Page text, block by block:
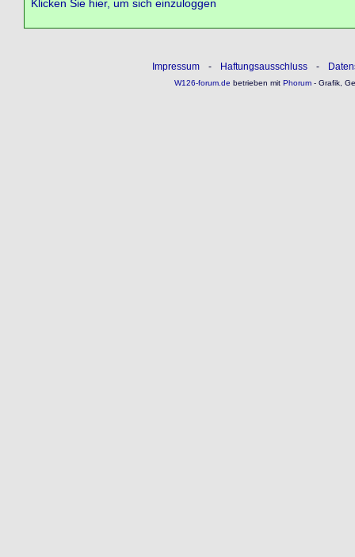
Klicken Sie hier, um sich einzuloggen
Impressum - Haftungsausschluss -
W126-forum.de betrieben mitPhorum- Grafik,